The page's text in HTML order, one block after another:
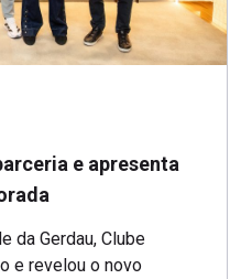
e apresenta
da Gerdau, Clube
e revelou o novo